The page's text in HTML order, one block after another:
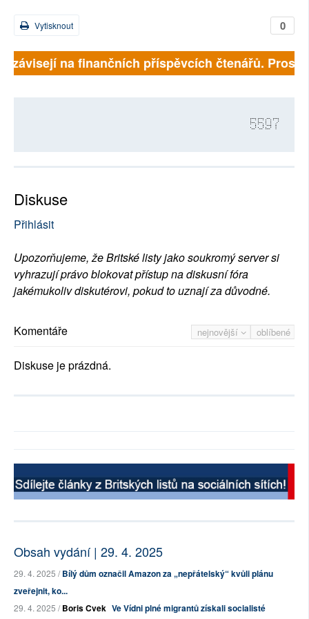
0
Vytisknout
na finančních příspěvcích čtenářů.
5597
Diskuse
Přihlásit
Upozorňujeme, že Britské listy jako soukromý server si
vyhrazují právo blokovat přístup na diskusní fóra
jakémukoliv diskutérovi, pokud to uznají za důvodné.
nejnovější oblíbené
Komentáře
Diskuse je prázdná.
Obsah vydání | 29. 4. 2025
29. 4. 2025 /Bílý dům označil Amazon za „nepřátelský“ kvůli plánu
zveřejnit, ko...
29. 4. 2025 /Boris Cvek Ve Vídni plné migrantů získali socialisté